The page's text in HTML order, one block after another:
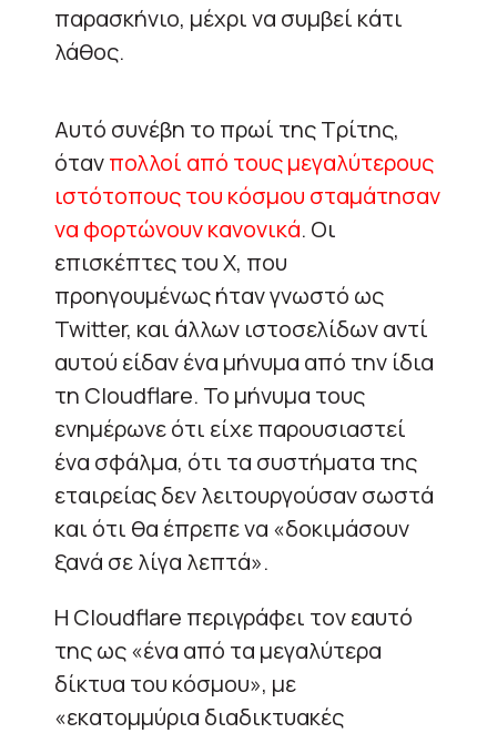
παρασκήνιο, μέχρι να συμβεί κάτι
λάθος.
Αυτό συνέβη το πρωί της Τρίτης,
ότανπολλοί από τους μεγαλύτερους
ιστότοπους του κόσμου σταμάτησαν
να φορτώνουν κανονικά. Οι
επισκέπτες του X, που
προηγουμένως ήταν γνωστό ως
Twitter, και άλλων ιστοσελίδων αντί
αυτού είδαν ένα μήνυμα από την ίδια
τη Cloudflare. Το μήνυμα τους
ενημέρωνε ότι είχε παρουσιαστεί
ένα σφάλμα, ότι τα συστήματα της
εταιρείας δεν λειτουργούσαν σωστά
και ότι θα έπρεπε να «δοκιμάσουν
ξανά σε λίγα λεπτά».
Η Cloudflare περιγράφει τον εαυτό
της ως «ένα από τα μεγαλύτερα
δίκτυα του κόσμου», με
«εκατομμύρια διαδικτυακές